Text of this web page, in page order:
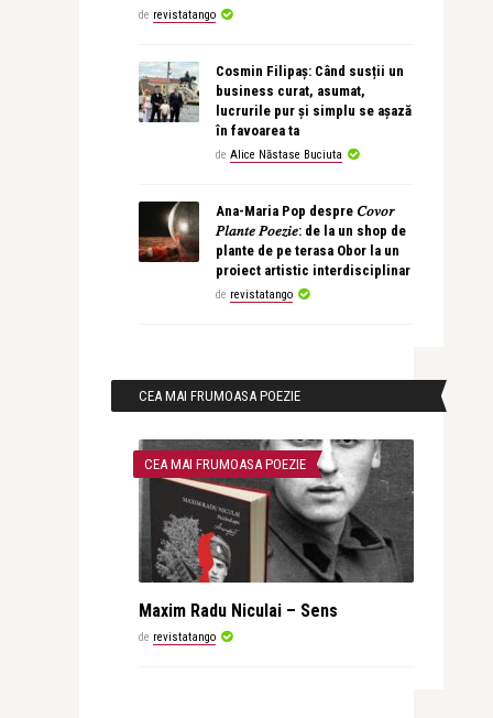
de revistatango
Cosmin Filipaș: Când susții un
business curat, asumat,
lucrurile pur și simplu se așază
în favoarea ta
de Alice Năstase Buciuta
Ana-Maria Pop despre 𝐶𝑜𝑣𝑜𝑟
𝑃𝑙𝑎𝑛𝑡𝑒 𝑃𝑜𝑒𝑧𝑖𝑒: de la un shop de
plante de pe terasa Obor la un
proiect artistic interdisciplinar
de revistatango
CEA MAI FRUMOASA POEZIE
CEA MAI FRUMOASA POEZIE
Maxim Radu Niculai – Sens
de revistatango